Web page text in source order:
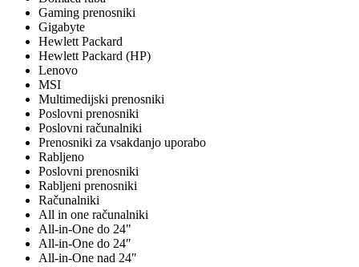
Gaming prenosniki
Gigabyte
Hewlett Packard
Hewlett Packard (HP)
Lenovo
MSI
Multimedijski prenosniki
Poslovni prenosniki
Poslovni računalniki
Prenosniki za vsakdanjo uporabo
Rabljeno
Poslovni prenosniki
Rabljeni prenosniki
Računalniki
All in one računalniki
All-in-One do 24"
All-in-One do 24″
All-in-One nad 24″